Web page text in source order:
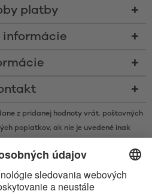
platby
informácie
z pridanej hodnoty vrát. poštovných
poplatkov, ak nie je uvedené inak
akékoľvek používanie takýchto značiek
GmbH podlieha licencií.
Apple a Apple Watch sú ochrannými